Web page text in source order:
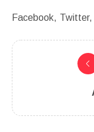
Facebook Twitter